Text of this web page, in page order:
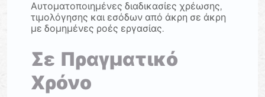
Αυτοματοποιημένες διαδικασίες χρέωσης,
τιμολόγησης και εσόδων από άκρη σε άκρη
με δομημένες ροές εργασίας.
Σε Πραγματικό
Χρόνο